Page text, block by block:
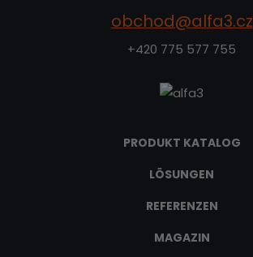
obchod@alfa3.cz
+420 775 577 755
PRODUKT KATALOG
LÖSUNGEN
REFERENZEN
MAGAZIN